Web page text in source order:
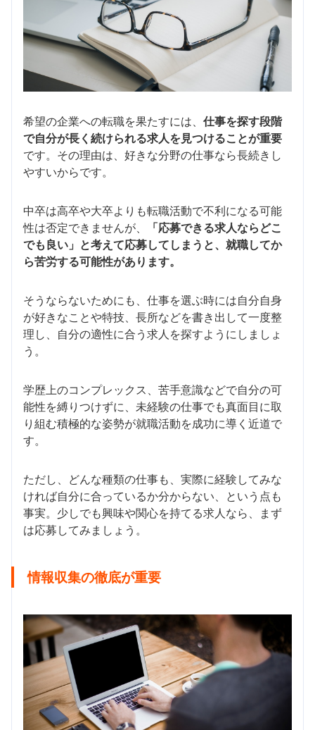
希望の企業への転職を果たすには、 仕事を探す段階
で自分が長く続けられる求人を見つけることが重要
です。その理由は、好きな分野の仕事なら長続きし
やすいからです。
中卒は高卒や大卒よりも転職活動で不利になる可能
性は否定できませんが、
「応募できる求人ならどこ
でも良い」と考えて応募してしまうと、就職してか
ら苦労する可能性があります。
そうならないためにも、仕事を選ぶ時には自分自身
が好きなことや特技、長所などを書き出して一度整
理し、自分の適性に合う求人を探すようにしましょ
う。
学歴上のコンプレックス、苦手意識などで自分の可
能性を縛りつけずに、未経験の仕事でも真面目に取
り組む積極的な姿勢が就職活動を成功に導く近道で
す。
ただし、どんな種類の仕事も、実際に経験してみな
ければ自分に合っているか分からない、という点も
事実。少しでも興味や関心を持てる求人なら、まず
は応募してみましょう。
情報収集の徹底が重要